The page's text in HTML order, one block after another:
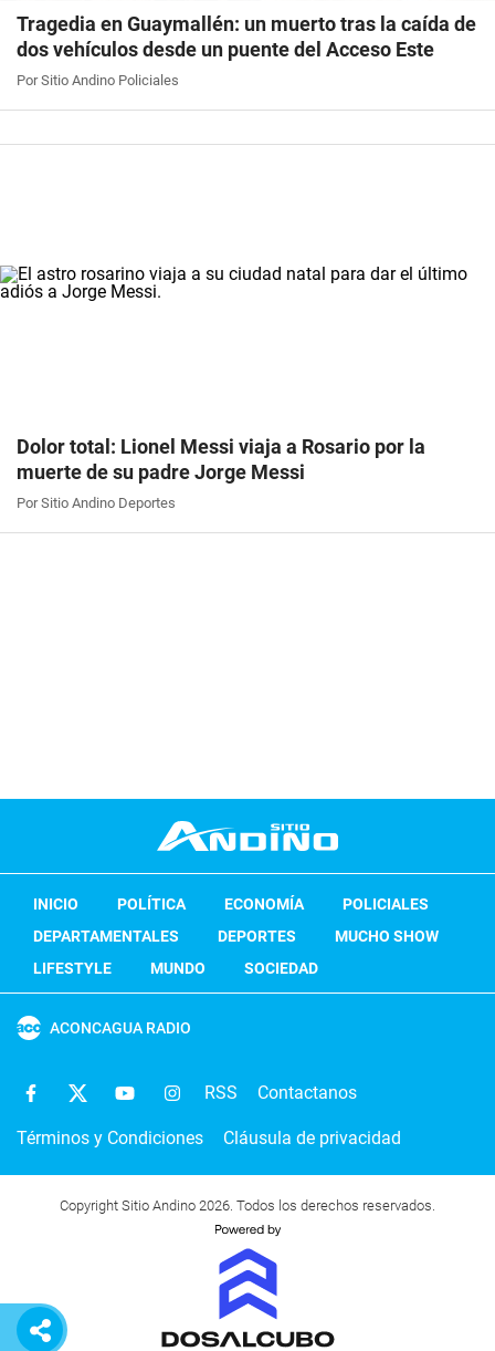
Tragedia en Guaymallén: un muerto tras la caída de
dos vehículos desde un puente del Acceso Este
Por Sitio Andino Policiales
Dolor total: Lionel Messi viaja a Rosario por la
muerte de su padre Jorge Messi
Por Sitio Andino Deportes
INICIO POLÍTICA ECONOMÍA
POLICIALES
DEPARTAMENTALES
DEPORTES
MUCHO SHOW
LIFESTYLE
MUNDO SOCIEDAD
ACONCAGUA RADIO
RSS Contactanos
Términos y Condiciones Cláusula de privacidad
Copyright Sitio Andino 2026. Todos los derechos reservados.